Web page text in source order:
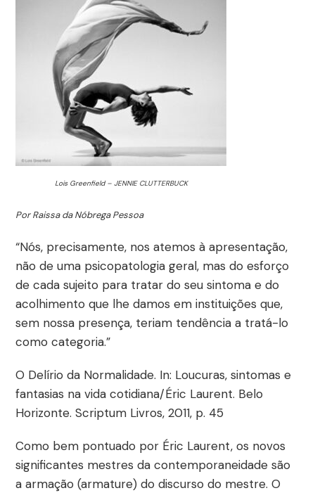
Lois Greenfield – JENNIE CLUTTERBUCK
Por Raissa da Nóbrega Pessoa
“Nós, precisamente, nos atemos à apresentação,
não de uma psicopatologia geral, mas do esforço
de cada sujeito para tratar do seu sintoma e do
acolhimento que lhe damos em instituições que,
sem nossa presença, teriam tendência a tratá-lo
como categoria.”
O Delírio da Normalidade. In: Loucuras, sintomas e
fantasias na vida cotidiana/Éric Laurent. Belo
Horizonte. Scriptum Livros, 2011, p. 45
Como bem pontuado por Éric Laurent, os novos
significantes mestres da contemporaneidade são
a armação (armature) do discurso do mestre. O